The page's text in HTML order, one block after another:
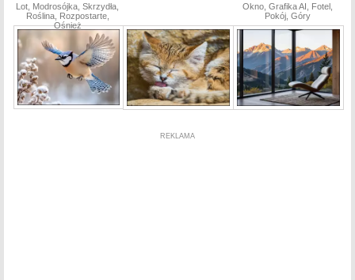
Lot, Modrosójka, Skrzydła,
Roślina, Rozpostarte,
Ośnież
Okno, Grafika AI, Fotel,
Pokój, Góry
REKLAMA